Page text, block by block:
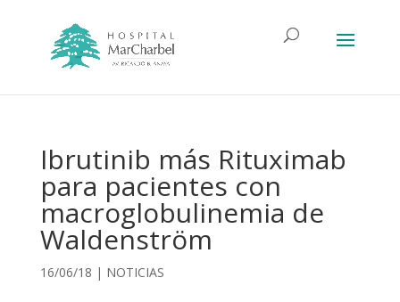
Ibrutinib más Rituximab
para pacientes con
macroglobulinemia de
Waldenström
16/06/18 | NOTICIAS